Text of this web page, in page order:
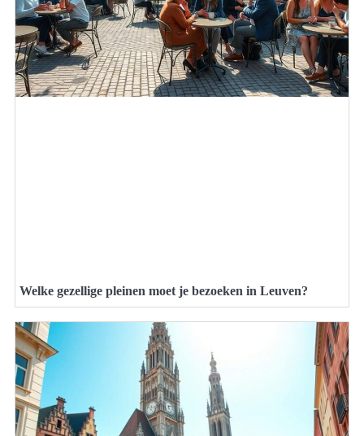
Welke gezellige pleinen moet je bezoeken in Leuven?